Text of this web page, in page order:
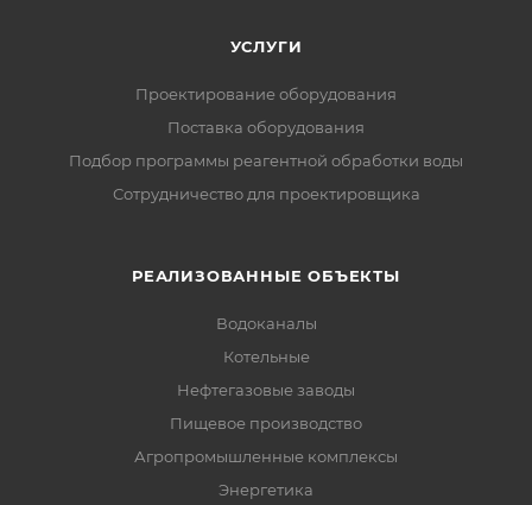
УСЛУГИ
Проектирование оборудования
Поставка оборудования
Подбор программы реагентной обработки воды
Сотрудничество для проектировщика
РЕАЛИЗОВАННЫЕ ОБЪЕКТЫ
Водоканалы
Котельные
Нефтегазовые заводы
Пищевое производство
Агропромышленные комплексы
Энергетика